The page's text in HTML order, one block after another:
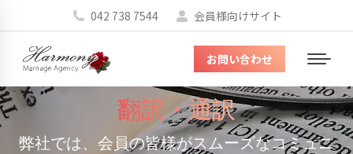
042 738 7544 会員様向けサイト
メ
ニ
ュ
ー
お問い合わせ
翻訳・通訳
弊社では、会員の皆様がスムーズなコミュニ
You are here: